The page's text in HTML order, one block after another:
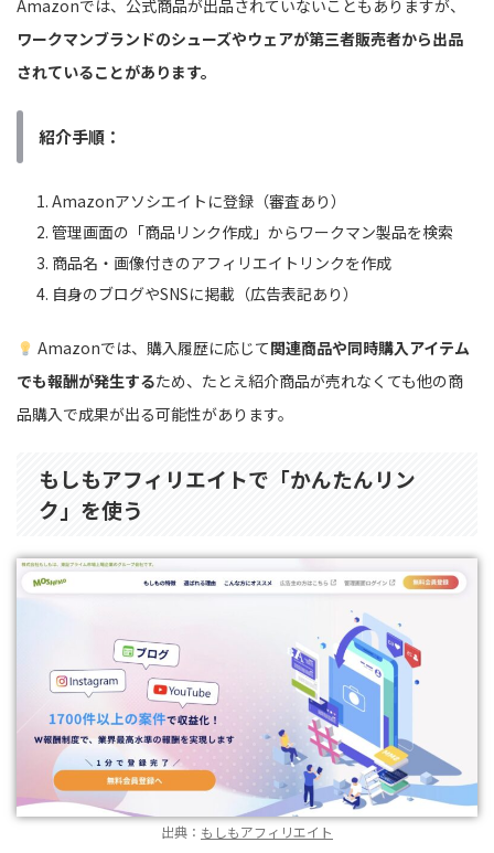
Amazonでは、公式商品が出品されていないこともありますが、
ワークマンブランドのシューズやウェアが第三者販売者から出品
されていることがあります。
紹介手順：
Amazonアソシエイトに登録（審査あり）
管理画面の「商品リンク作成」からワークマン製品を検索
商品名・画像付きのアフィリエイトリンクを作成
自身のブログやSNSに掲載（広告表記あり）
Amazonでは、購入履歴に応じて関連商品や同時購入アイテム
でも報酬が発生するため、たとえ紹介商品が売れなくても他の商
品購入で成果が出る可能性があります。
もしもアフィリエイトで「かんたんリン
ク」を使う
出典： もしもアフィリエイト